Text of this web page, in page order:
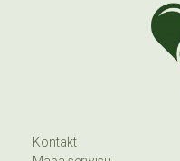
Kontakt